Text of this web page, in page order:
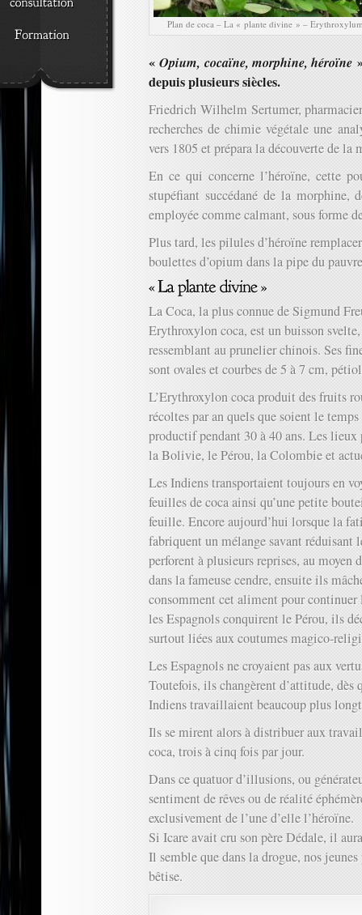
Plan de coca – La « plante divine » –
« Opium, cocaïne, morphine, héroïne
depuis plusieurs siècles.
Friedrich Wilhelm Sertumer,
recherches de chimie végétale une
vers 1805 et prépara la découverte de la
En ce qui concerne l’héroïne, cette
stupéfiant succédané de la morphine,
employée comme calmant, sous forme
Plus tard, les pilules d’héroïne
boulettes d’opium dans la pipe du
La Coca, la plus connue de Sigmund
Erythroxylon coca, est un buisson
ressemblant au prunelier chinois. Ses
sont ovales et courbes de 5 à 7 cm,
L’Erythroxylon coca produit des fruits
récoltes par an quels que soient le
productif pendant 30 à 40 ans. Les
la Bolivie, le Pérou, la Colombie et
Les Indiens transportaient toujours en
feuilles de coca ainsi qu’une petite
feuille. Encore aujourd’hui lorsque la
fabriquent un mélange savant réduisant
perforent à plusieurs reprises, au moyen
dans la fameuse cendre, ensuite ils
consomment cet aliment pour
les Espagnols conquirent le Pérou, ils
surtout liées aux coutumes magico-
Les Espagnols ne croyaient pas aux
Toutefois, ils changèrent d’attitude, dès
Indiens travaillaient beaucoup plus
Ils se mirent alors à distribuer aux
coca, trois à cinq fois par jour.
Dans ce quatuor d’illusions, ou
sentiment de rêves ou de réalité
exclusivement de l’une d’elle l’héroïne.
Si Icare avait cru son père Dédale, il
Il semble que dans la drogue, nos
bêtise.